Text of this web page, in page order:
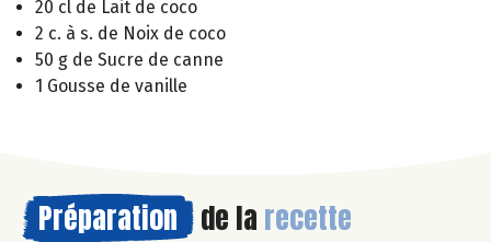
20 cl de Lait de coco
2 c. à s. de Noix de coco
50 g de Sucre de canne
1 Gousse de vanille
Préparation de la recette